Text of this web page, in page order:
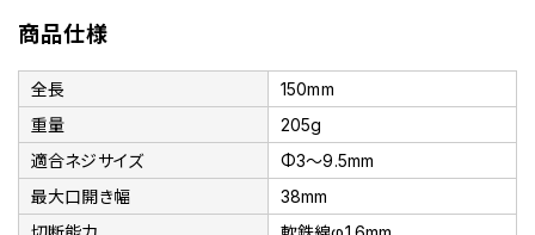
商品仕様
全長
150mm
重量
205g
適合ネジサイズ
Φ3～9.5mm
最大口開き幅
38mm